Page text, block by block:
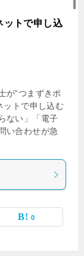
ットで申し込
が“つまずきポ
ットで申し込む
ない」「電子
い合わせが急
0